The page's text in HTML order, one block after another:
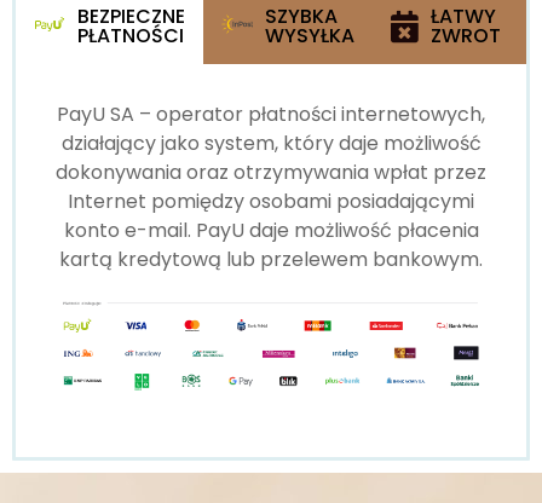
BEZPIECZNE
PŁATNOŚCI
SZYBKA
WYSYŁKA
ŁATWY
ZWROT
PayU SA – operator płatności internetowych,
działający jako system, który daje możliwość
dokonywania oraz otrzymywania wpłat przez
Internet pomiędzy osobami posiadającymi
konto e-mail. PayU daje możliwość płacenia
kartą kredytową lub przelewem bankowym.